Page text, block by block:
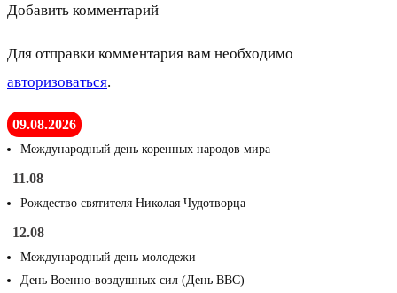
Добавить комментарий
Для отправки комментария вам необходимо
авторизоваться.
09.08.2026
Международный день коренных народов мира
11.08
Рождество святителя Николая Чудотворца
12.08
Международный день молодежи
День Военно-воздушных сил (День ВВС)